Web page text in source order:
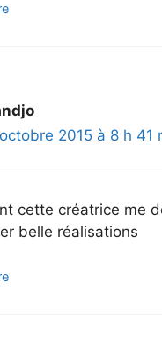
2015 à 8 h 41
cette créatrice me
belle réalisations